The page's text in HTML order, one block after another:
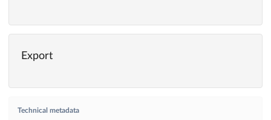
Export
Technical metadata